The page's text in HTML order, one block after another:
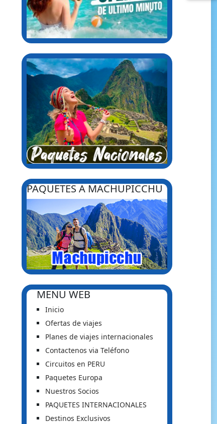
PAQUETES A MACHUPICCHU
MENU WEB
Inicio
Ofertas de viajes
Planes de viajes internacionales
Contactenos via Teléfono
Circuitos en PERU
Paquetes Europa
Nuestros Socios
PAQUETES INTERNACIONALES
Destinos Exclusivos